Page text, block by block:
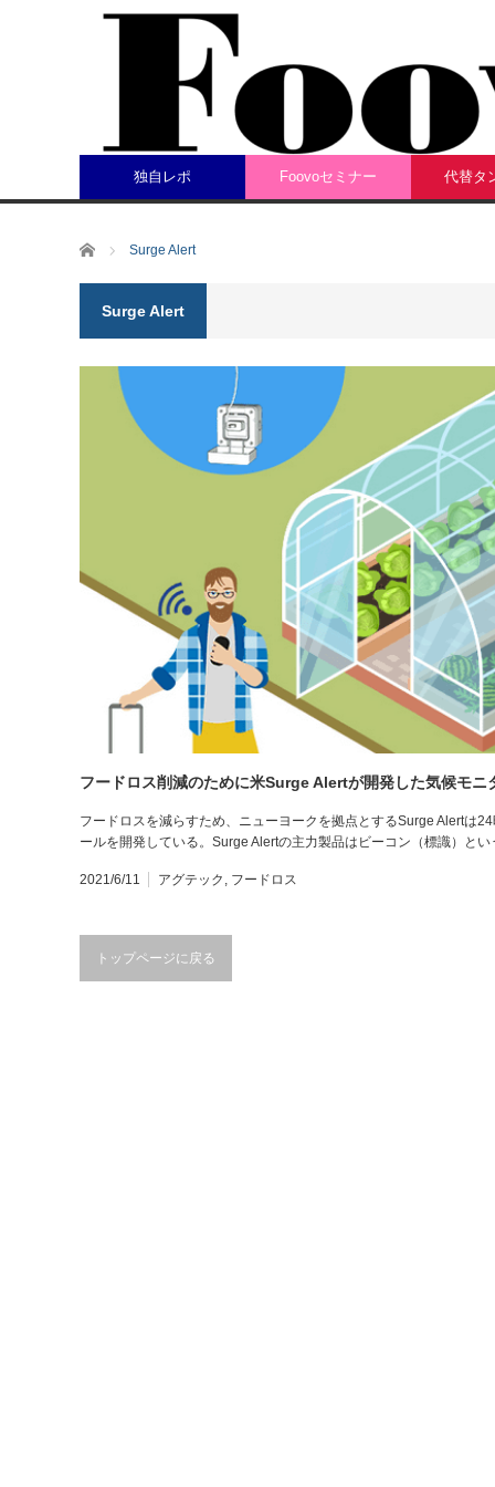
独自レポ Foovoセミナー 代替タ
ホーム Surge Alert
Surge Alert
フードロス削減のために米Surge Alertが開発した気候モニ
フードロスを減らすため、ニューヨークを拠点とするSurge Alertは
ールを開発している。Surge Alertの主力製品はビーコン（標識）と
2021/6/11 アグテック , フードロス
トップページに戻る